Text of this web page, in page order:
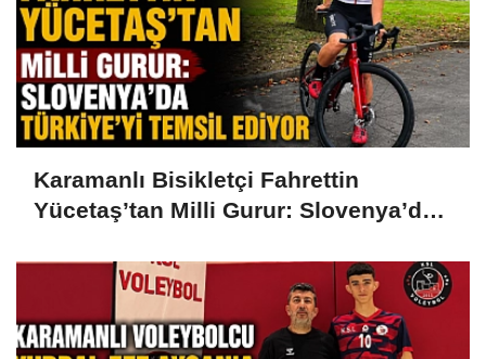
Karamanlı Bisikletçi Fahrettin
Yücetaş’tan Milli Gurur: Slovenya’da